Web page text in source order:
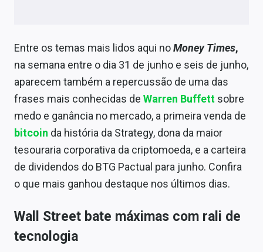
Expediente
Contato
Entre os temas mais lidos aqui noMoney Times,
na semana entre o dia 31 de junho e seis de junho,
aparecem também a repercussão de uma das
frases mais conhecidas de Warren Buffett sobre
medo e ganância no mercado, a primeira venda de
bitcoin da história da Strategy, dona da maior
tesouraria corporativa da criptomoeda, e a carteira
de dividendos do BTG Pactual para junho. Confira
o que mais ganhou destaque nos últimos dias.
Wall Street bate máximas com rali de
tecnologia